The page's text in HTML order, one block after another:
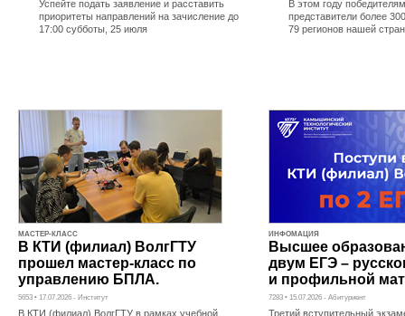
Успейте подать заявление и расставить
приоритеты направлений на зачисление до
17:00 субботы, 25 июля
В этом году
представители более
79 регионов нашей
МАСТЕР-КЛАСС
В КТИ (филиал) ВолгГТУ
прошел мастер-класс по
управлению БПЛА.
5653 • 17.07.2026 - Институт
В КТИ (филиал) ВолгГТУ в рамках учебной
ИНФОМАЦИЯ
Высшее
двум ЕГЭ –
и профильной
7283 • 15.07.2026 - Абитуриент
Третий вступительный